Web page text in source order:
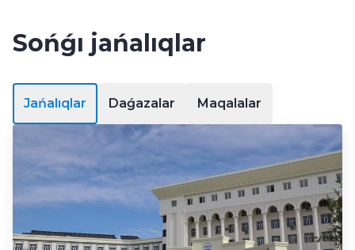
Sońǵı jańalıqlar
Jańalıqlar Daǵazalar Maqalalar